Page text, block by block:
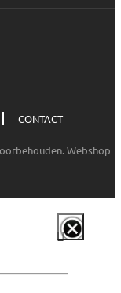
CONTACT
Webshop